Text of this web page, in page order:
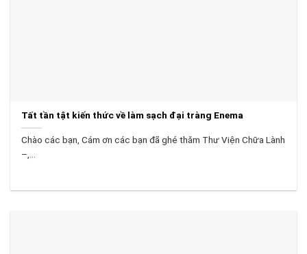
Tất tần tật kiến thức về làm sạch đại tràng Enema
Chào các bạn, Cám ơn các bạn đã ghé thăm Thư Viện Chữa Lành
–,...